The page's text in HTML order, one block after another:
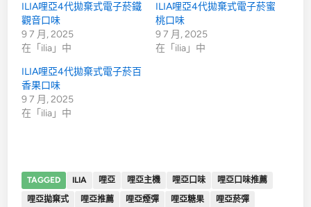
ILIA哩亞4代拋棄式電子菸鐵
觀音口味
9 7 月, 2025
在「ilia」中
ILIA哩亞4代拋棄式電子菸蜜
桃口味
9 7 月, 2025
在「ilia」中
ILIA哩亞4代拋棄式電子菸百
香果口味
9 7 月, 2025
在「ilia」中
TAGGED ILIA 哩亞 哩亞主機 哩亞口味
哩亞口味推薦
哩亞拋棄式
哩亞推薦 哩亞煙彈 哩亞糖果
哩亞菸彈